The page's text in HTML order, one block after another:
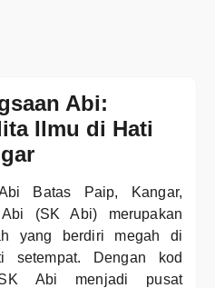
Abi:
Ilmu di Hati
Batas Paip, Kangar,
(SK Abi) merupakan
yang berdiri megah di
setempat. Dengan kod
Abi menjadi pusat